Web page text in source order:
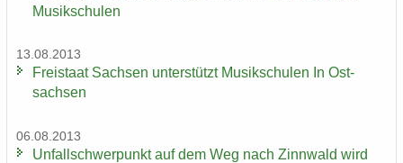
Mu­sik­schu­len
13.08.2013
Frei­staat Sach­sen un­ter­stützt Mu­sik­schu­len In Ost­
sach­sen
06.08.2013
Un­fall­schwer­punkt auf dem Weg nach Zinn­wald wird